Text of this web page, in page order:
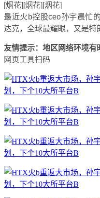
[烟花][烟花][烟花]
最近火b控股ceo孙宇晨忙
达克，全球最耀眼，又是特
友情提示：地区网络环境
网页工具扫码